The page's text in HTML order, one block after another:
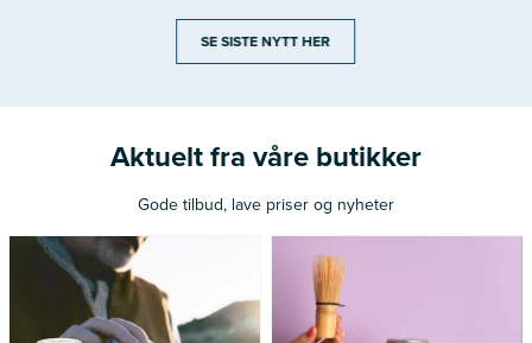
SE SISTE NYTT HER
Aktuelt fra våre butikker
Gode tilbud, lave priser og nyheter
Nå: 260 kr Før: 325 kr